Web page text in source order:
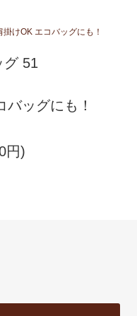
けOK エコバッグにも！
グ 51
ッグにも！
円)